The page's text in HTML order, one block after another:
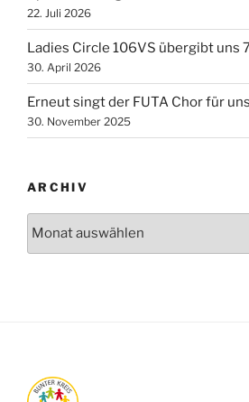
22. Juli 2026
Ladies Circle 106VS übergibt uns
30. April 2026
Erneut singt der FUTA Chor für
30. November 2025
ARCHIV